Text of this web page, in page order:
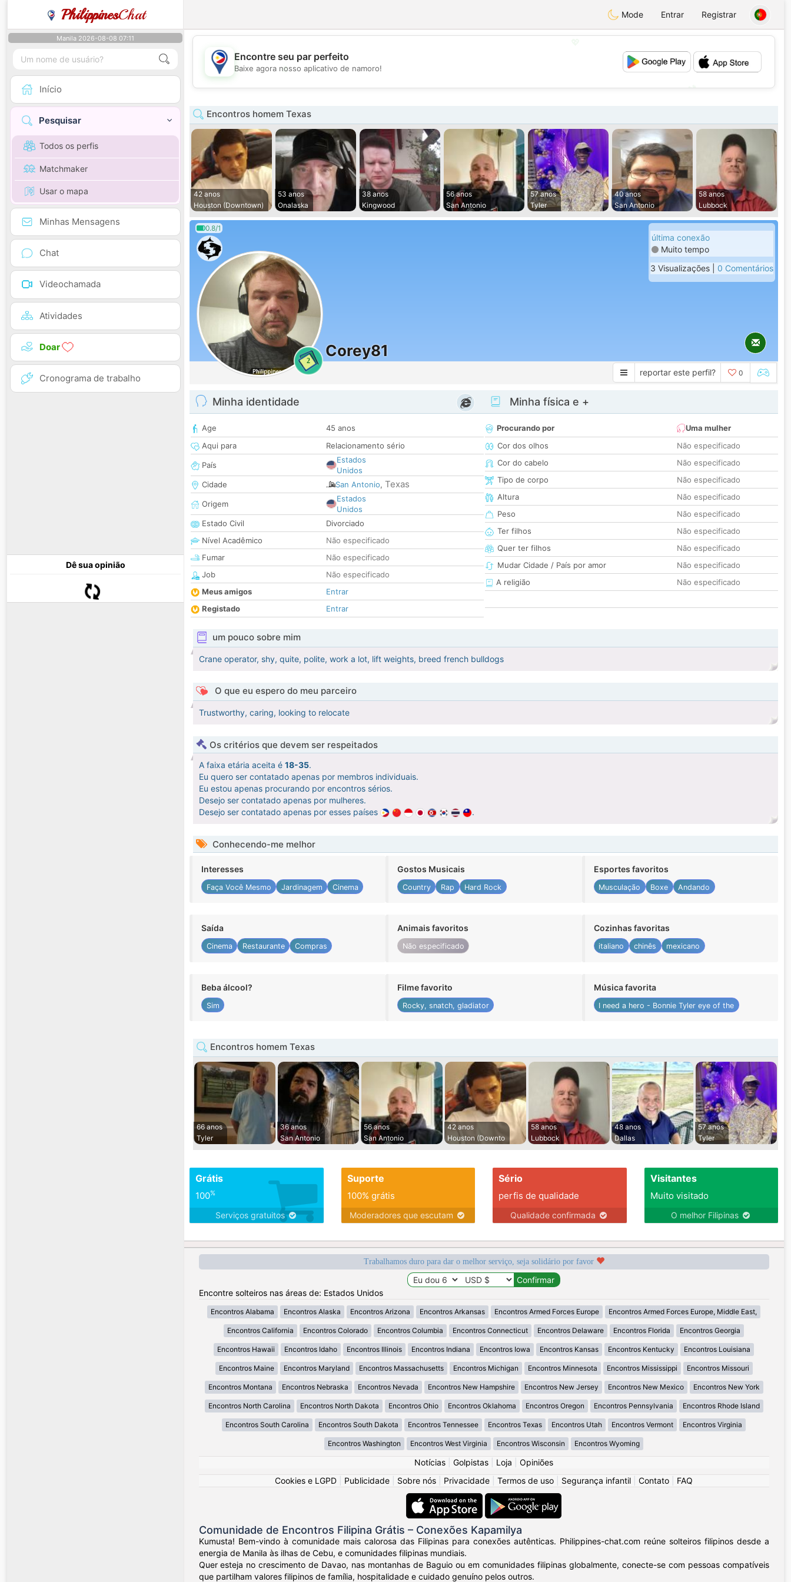
PhilippinesChat Mode Entrar Registrar
Manila 2026-08-08 07:11
Início
Pesquisar
Todos os perfis
Matchmaker
Usar o mapa
Minhas Mensagens
Chat
Videochamada
Atividades
Doar
Cronograma de trabalho
Dê sua opinião
💖
💕
Encontre seu par perfeito
Baixe agora nosso aplicativo de namoro!
Encontros homem Texas
42 anos
Houston (Downtown)
53 anos
Onalaska
38 anos
Kingwood
56 anos
San Antonio
57 anos
Tyler
40 anos
San Antonio
58 anos
Lubbock
0.8/1
2
Corey81
última conexão
Muito tempo
3 Visualizações | 0 Comentários
reportar este perfil? 0
Minha identidade
Age
45 anos
Aqui para
Relacionamento sério
País
Estados
Unidos
Cidade
San Antonio, Texas
Origem
Estados
Unidos
Estado Civil
Divorciado
Nível Acadêmico
Não especificado
Fumar
Não especificado
Job
Não especificado
Meus amigos
Entrar
Registado
Entrar
Minha física e +
Procurando por
Uma mulher
Cor dos olhos
Não especificado
Cor do cabelo
Não especificado
Tipo de corpo
Não especificado
Altura
Não especificado
Peso
Não especificado
Ter filhos
Não especificado
Quer ter filhos
Não especificado
Mudar Cidade / País por amor
Não especificado
A religião
Não especificado
um pouco sobre mim
Crane operator, shy, quite, polite, work a lot, lift weights, breed french bulldogs
O que eu espero do meu parceiro
Trustworthy, caring, looking to relocate
Os critérios que devem ser respeitados
A faixa etária aceita é 18-35.
Eu quero ser contatado apenas por membros individuais.
Eu estou apenas procurando por encontros sérios.
Desejo ser contatado apenas por mulheres.
Desejo ser contatado apenas por esses países
.
Conhecendo-me melhor
Interesses
Faça Você Mesmo Jardinagem Cinema
Gostos Musicais
Country Rap Hard Rock
Esportes favoritos
Musculação Boxe Andando
Saída
Cinema Restaurante Compras
Animais favoritos
Não especificado
Cozinhas favoritas
italiano chinês mexicano
Beba álcool?
Sim
Filme favorito
Rocky, snatch, gladiator
Música favorita
I need a hero - Bonnie Tyler eye of the
Encontros homem Texas
66 anos
Tyler
36 anos
San Antonio
56 anos
San Antonio
42 anos
Houston (Downto
58 anos
Lubbock
48 anos
Dallas
57 anos
Tyler
Grátis
100%
Serviços gratuitos
Suporte
100% grátis
Moderadores que escutam
Sério
perfis de qualidade
Qualidade confirmada
Visitantes
Muito visitado
O melhor Filipinas
Trabalhamos duro para dar o melhor serviço, seja solidário por favor
Encontre solteiros nas áreas de: Estados Unidos
Encontros Alabama Encontros Alaska Encontros Arizona Encontros Arkansas Encontros Armed Forces Europe Encontros Armed Forces Europe, Middle East,
Encontros California Encontros Colorado Encontros Columbia Encontros Connecticut Encontros Delaware Encontros Florida Encontros Georgia
Encontros Hawaii Encontros Idaho Encontros Illinois Encontros Indiana Encontros Iowa Encontros Kansas Encontros Kentucky Encontros Louisiana
Encontros Maine Encontros Maryland Encontros Massachusetts Encontros Michigan Encontros Minnesota Encontros Mississippi Encontros Missouri
Encontros Montana Encontros Nebraska Encontros Nevada Encontros New Hampshire Encontros New Jersey Encontros New Mexico Encontros New York
Encontros North Carolina Encontros North Dakota Encontros Ohio Encontros Oklahoma Encontros Oregon Encontros Pennsylvania Encontros Rhode Island
Encontros South Carolina Encontros South Dakota Encontros Tennessee Encontros Texas Encontros Utah Encontros Vermont Encontros Virginia
Encontros Washington Encontros West Virginia Encontros Wisconsin Encontros Wyoming
Notícias Golpistas Loja
Opiniões
Cookies e LGPD
Publicidade Sobre nós Privacidade Termos de uso Segurança infantil Contato FAQ
Comunidade de Encontros Filipina Grátis – Conexões Kapamilya
Kumusta! Bem-vindo à comunidade mais calorosa das Filipinas para conexões autênticas. Philippines-chat.com reúne solteiros filipinos desde a
energia de Manila às ilhas de Cebu, e comunidades filipinas mundiais.
Quer esteja no crescimento de Davao, nas montanhas de Baguio ou em comunidades filipinas globalmente, conecte-se com pessoas compatíveis
que partilham valores filipinos de família, hospitalidade e cuidado genuíno pelos outros.